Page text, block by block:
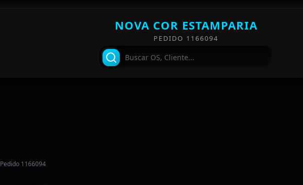
NOVA COR ESTAMPARIA
PEDIDO 1166094
Pedido 1166094